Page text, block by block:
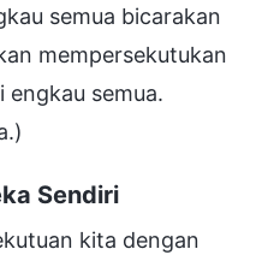
semua bicarakan
mempersekutukan
engkau semua.
Sendiri
kita dengan